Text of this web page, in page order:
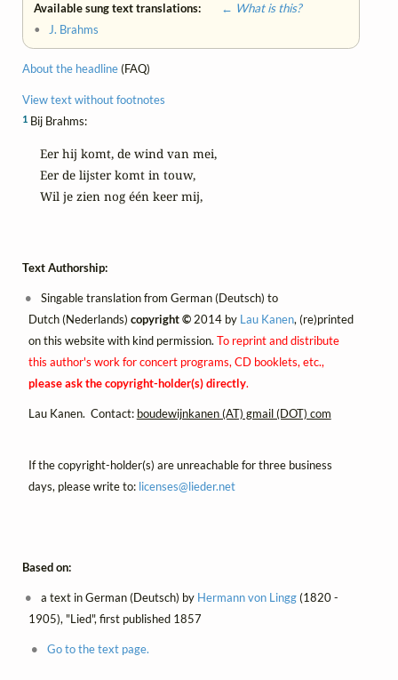
Available sung text translations:
← What is this?
•
J. Brahms
About the headline(FAQ)
View text without footnotes
1 Bij Brahms:
Eer hij komt, de wind van mei,
Eer de lijster komt in touw,
Wil je zien nog één keer mij,
Text Authorship:
Singable translation from German (Deutsch) to
Dutch (Nederlands) copyright ©2014 by Lau Kanen, (re)printed
on this website with kind permission. To reprint and distribute
this author's work for concert programs, CD booklets, etc.,
please ask the copyright-holder(s) directly.
Lau Kanen. Contact: boudewijnkanen (AT) gmail (DOT) com
If the copyright-holder(s) are unreachable for three business
days, please write to: licenses@lieder.net
Based on:
a text in German (Deutsch) by Hermann von Lingg(1820 -
1905), "Lied", first published 1857
Go to the text page.